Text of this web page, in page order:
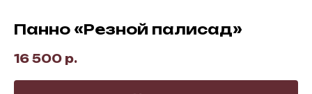
Панно «Резной палисад»
16 500 р.